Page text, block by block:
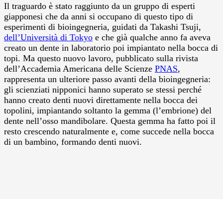
Il traguardo è stato raggiunto da un gruppo di esperti
giapponesi che da anni si occupano di questo tipo di
esperimenti di bioingegneria, guidati da Takashi Tsuji,
dell’Università di Tokyo e che già qualche anno fa aveva
creato un dente in laboratorio poi impiantato nella bocca di
topi. Ma questo nuovo lavoro, pubblicato sulla rivista
dell’Accademia Americana delle Scienze PNAS,
rappresenta un ulteriore passo avanti della bioingegneria:
gli scienziati nipponici hanno superato se stessi perché
hanno creato denti nuovi direttamente nella bocca dei
topolini, impiantando soltanto la gemma (l’embrione) del
dente nell’osso mandibolare. Questa gemma ha fatto poi il
resto crescendo naturalmente e, come succede nella bocca
di un bambino, formando denti nuovi.